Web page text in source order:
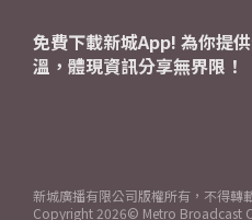
免費下載新城App! 為你提
溫，體現資訊分享無界限！
新城廣播有限公司版權所有，不得轉
Copyright 2026© Metro Broadcast